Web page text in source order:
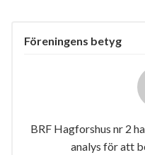
Föreningens betyg
BRF Hagforshus nr 2
analys för att